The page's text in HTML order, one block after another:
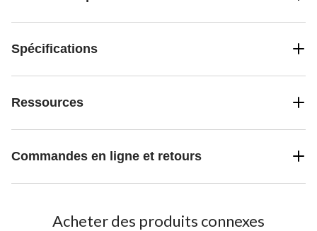
Spécifications
Ressources
Commandes en ligne et retours
Acheter des produits connexes